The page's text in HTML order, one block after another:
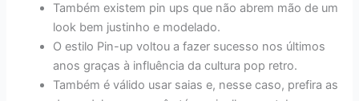
Também existem pin ups que não abrem mão de um
look bem justinho e modelado.
O estilo Pin-up voltou a fazer sucesso nos últimos
anos graças à influência da cultura pop retro.
Também é válido usar saias e, nesse caso, prefira as